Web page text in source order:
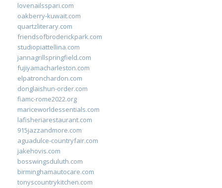
lovenailsspari.com
oakberry-kuwait.com
quartzliterary.com
friendsofbroderickpark.com
studiopiattellina.com
jannagrillspringfield.com
fujiyamacharleston.com
elpatronchardon.com
donglaishun-order.com
fiamc-rome2022.org
mariceworldessentials.com
lafisheriarestaurant.com
915jazzandmore.com
aguadulce-countryfair.com
jakehovis.com
bosswingsduluth.com
birminghamautocare.com
tonyscountrykitchen.com